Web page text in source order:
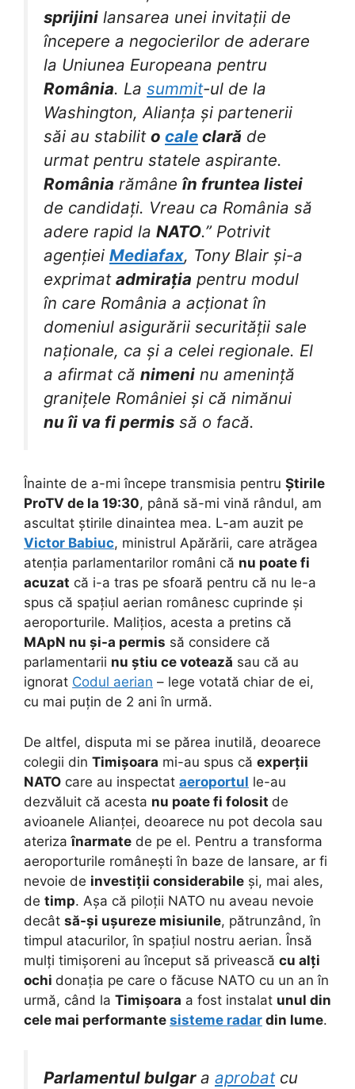
sprijini lansarea unei invitații de
începere a negocierilor de aderare
la Uniunea Europeana pentru
România. La summit-ul de la
Washington, Alianța și partenerii
săi au stabilit o cale clară de
urmat pentru statele aspirante.
România rămâne în fruntea listei
de candidați. Vreau ca România să
adere rapid la NATO.” Potrivit
agenției Mediafax, Tony Blair și-a
exprimat admirația pentru modul
în care România a acționat în
domeniul asigurării securității sale
naționale, ca și a celei regionale. El
a afirmat că nimeni nu amenință
granițele României și că nimănui
nu îi va fi permis să o facă.
Înainte de a-mi începe transmisia pentru Știrile
ProTV de la 19:30, până să-mi vină rândul, am
ascultat știrile dinaintea mea. L-am auzit pe
Victor Babiuc, ministrul Apărării, care atrăgea
atenția parlamentarilor români că nu poate fi
acuzat că i-a tras pe sfoară pentru că nu le-a
spus că spațiul aerian românesc cuprinde și
aeroporturile. Malițios, acesta a pretins că
MApN nu și-a permis să considere că
parlamentarii nu știu ce votează sau că au
ignorat Codul aerian – lege votată chiar de ei,
cu mai puțin de 2 ani în urmă.
De altfel, disputa mi se părea inutilă, deoarece
colegii din Timișoara mi-au spus că experții
NATO care au inspectat aeroportul le-au
dezvăluit că acesta nu poate fi folosit de
avioanele Alianței, deoarece nu pot decola sau
aterizaînarmate de pe el. Pentru a transforma
aeroporturile românești în baze de lansare, ar fi
nevoie de investiții considerabile și, mai ales,
de timp. Așa că piloții NATO nu aveau nevoie
decât să-și ușureze misiunile, pătrunzând, în
timpul atacurilor, în spațiul nostru aerian. Însă
mulți timișoreni au început să privească cu alți
ochi donația pe care o făcuse NATO cu un an în
urmă, când la Timișoara a fost instalat unul din
cele mai performante sisteme radar din lume.
Parlamentul bulgara aprobatcu